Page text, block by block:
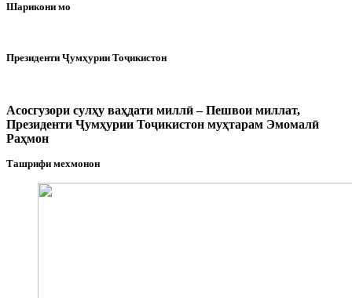
Шарикони мо
Президенти Ҷумҳурии Тоҷикистон
Асосгузори сулҳу ваҳдати миллӣ – Пешвои миллат,
Президенти Ҷумҳурии Тоҷикистон муҳтарам Эмомалӣ
Раҳмон
Ташрифи мехмонон